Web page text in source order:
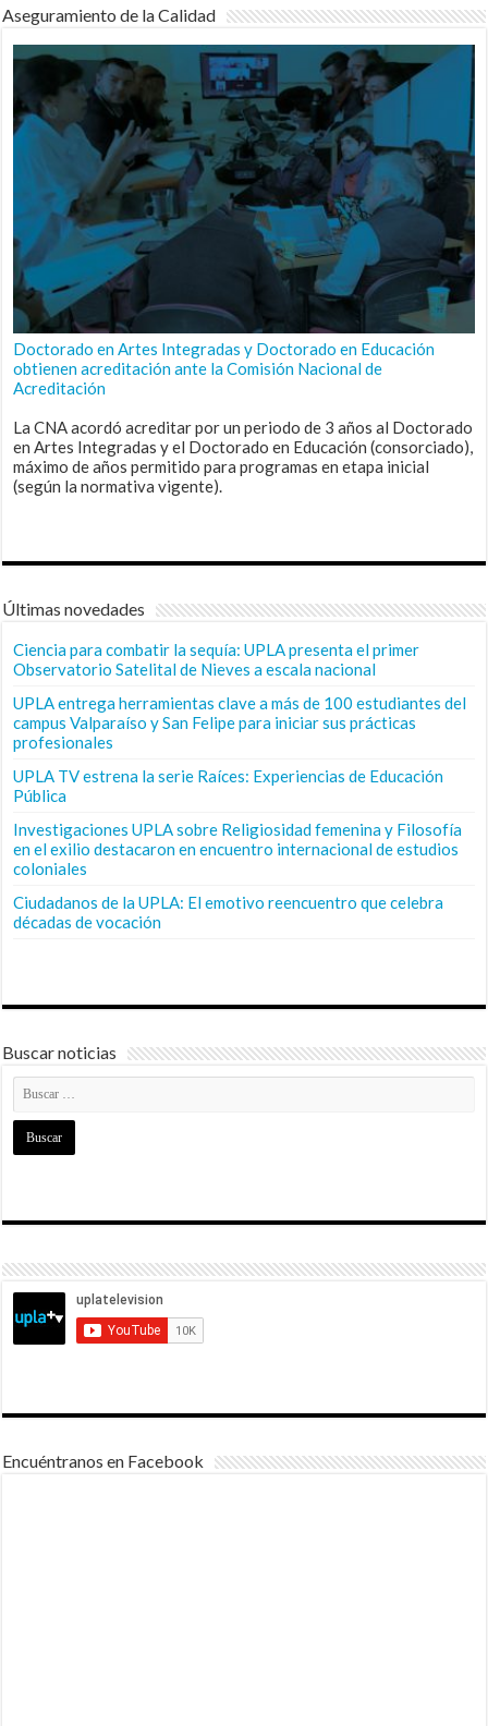
Aseguramiento de la Calidad
Doctorado en Artes Integradas y Doctorado en Educación
obtienen acreditación ante la Comisión Nacional de
Acreditación
La CNA acordó acreditar por un periodo de 3 años al Doctorado
en Artes Integradas y el Doctorado en Educación (consorciado),
máximo de años permitido para programas en etapa inicial
(según la normativa vigente).
Últimas novedades
Ciencia para combatir la sequía: UPLA presenta el primer
Observatorio Satelital de Nieves a escala nacional
UPLA entrega herramientas clave a más de 100 estudiantes del
campus Valparaíso y San Felipe para iniciar sus prácticas
profesionales
UPLA TV estrena la serie Raíces: Experiencias de Educación
Pública
Investigaciones UPLA sobre Religiosidad femenina y Filosofía
en el exilio destacaron en encuentro internacional de estudios
coloniales
Ciudadanos de la UPLA: El emotivo reencuentro que celebra
décadas de vocación
Buscar noticias
Encuéntranos en Facebook